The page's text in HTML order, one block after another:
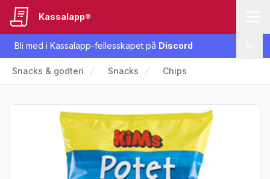
Bli med i Kassalapp-fellesskapet på Discord
Kassalapp®
Snacks & godteri Snacks Chips